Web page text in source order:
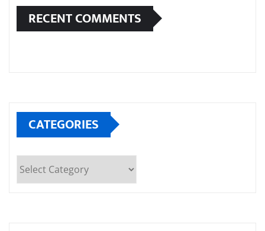
RECENT COMMENTS
CATEGORIES
Categories